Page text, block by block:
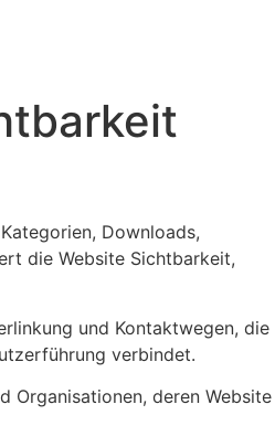
Downloads,
die Website Sichtbarkeit,
und Kontaktwegen, die
verbindet.
Organisationen, deren Website